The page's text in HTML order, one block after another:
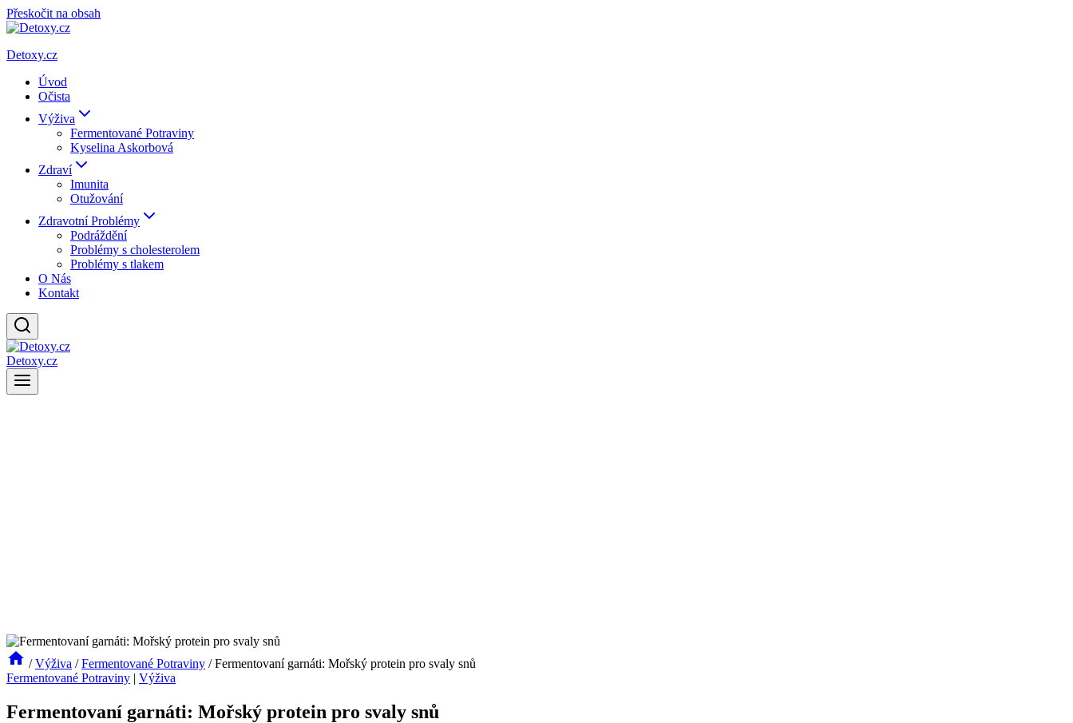
Přeskočit na obsah
Detoxy.cz
Úvod
Očista
Výživa
Fermentované Potraviny
Kyselina Askorbová
Zdraví
Imunita
Otužování
Zdravotní Problémy
Podráždění
Problémy s cholesterolem
Problémy s tlakem
O Nás
Kontakt
Detoxy.cz
/ Výživa / Fermentované Potraviny / Fermentovaní garnáti: Mořský protein pro svaly snů
Fermentované Potraviny | Výživa
Fermentovaní garnáti: Mořský protein pro svaly snů